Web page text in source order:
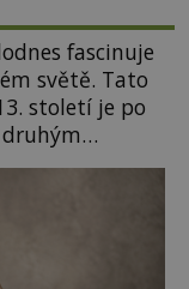
fascinuje
světě. Tato
století je po
České
1985 po
hustá mlha.